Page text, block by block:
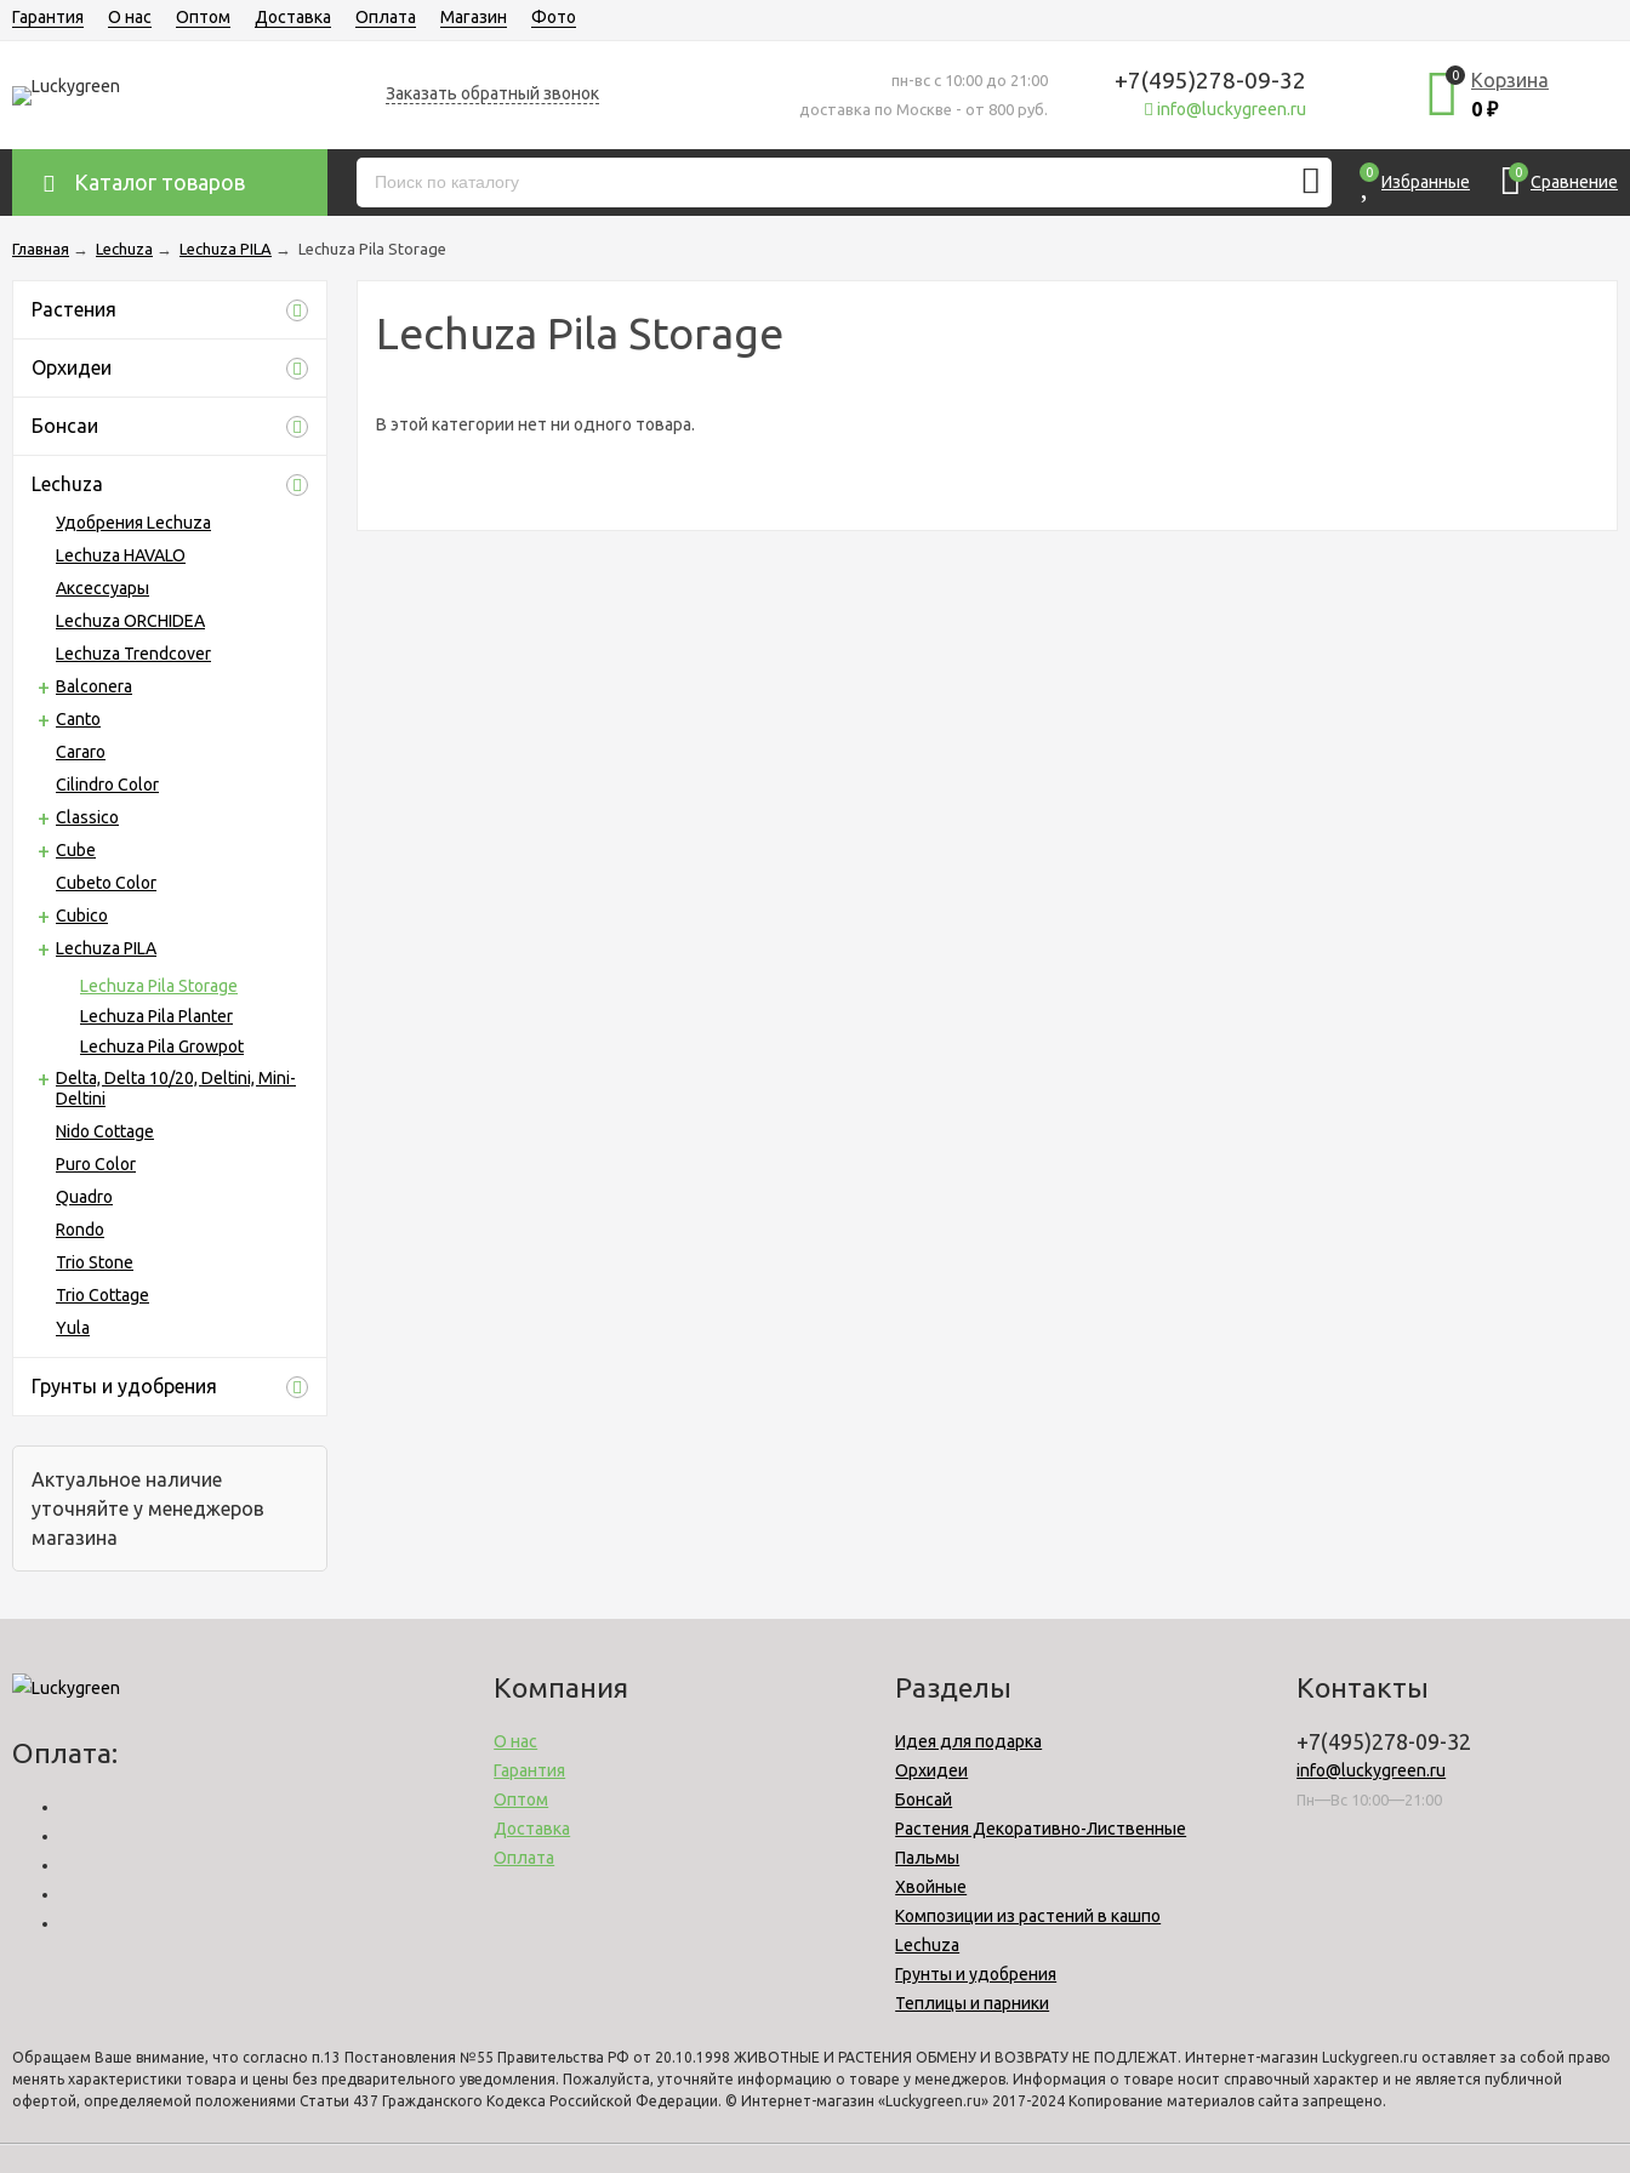
Гарантия О нас Оптом Доставка Оплата Магазин Фото
Заказать обратный звонок
пн-вс с 10:00 до 21:00
доставка по Москве - от 800 руб.
+7(495)278-09-32
info@luckygreen.ru
0
Корзина
0 ₽
Каталог товаров 0 Избранные 0 Сравнение
Главная → Lechuza → Lechuza PILA → Lechuza Pila Storage
Растения
Орхидеи
Бонсаи
Lechuza
Удобрения Lechuza
Lechuza HAVALO
Аксессуары
Lechuza ORCHIDEA
Lechuza Trendcover
Balconera
Canto
Cararo
Cilindro Color
Classico
Cube
Cubeto Color
Cubico
Lechuza PILA
Lechuza Pila Storage
Lechuza Pila Planter
Lechuza Pila Growpot
Delta, Delta 10/20, Deltini, Mini-
Deltini
Nido Cottage
Puro Color
Quadro
Rondo
Trio Stone
Trio Cottage
Yula
Грунты и удобрения
Актуальное наличие
уточняйте у менеджеров
магазина
Lechuza Pila Storage
В этой категории нет ни одного товара.
Оплата:
Компания
О нас
Гарантия
Оптом
Доставка
Оплата
Разделы
Идея для подарка
Орхидеи
Бонсай
Растения Декоративно-Лиственные
Пальмы
Хвойные
Композиции из растений в кашпо
Lechuza
Грунты и удобрения
Теплицы и парники
Контакты
+7(495)278-09-32
info@luckygreen.ru
Пн—Вс 10:00—21:00
Обращаем Ваше внимание, что согласно п.13 Постановления №55 Правительства РФ от 20.10.1998 ЖИВОТНЫЕ И РАСТЕНИЯ ОБМЕНУ И ВОЗВРАТУ НЕ ПОДЛЕЖАТ. Интернет-магазин Luckygreen.ru оставляет за собой право
менять характеристики товара и цены без предварительного уведомления. Пожалуйста, уточняйте информацию о товаре у менеджеров. Информация о товаре носит справочный характер и не является публичной
офертой, определяемой положениями Статьи 437 Гражданского Кодекса Российской Федерации. © Интернет-магазин «Luckygreen.ru» 2017-2024 Копирование материалов сайта запрещено.